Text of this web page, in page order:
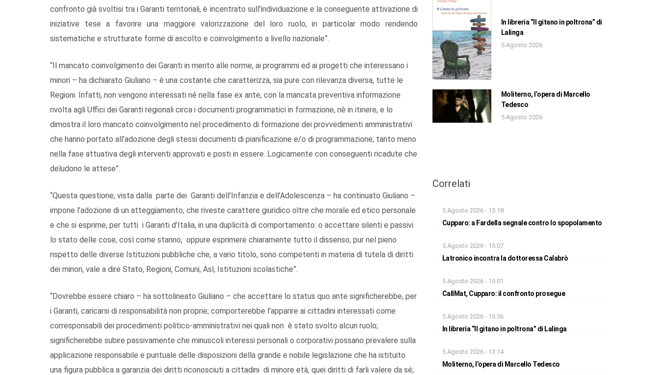
confronto già svoltisi tra i Garanti territoriali, è incentrato sull’individuazione e la conseguente attivazione di
iniziative tese a favorire una maggiore valorizzazione del loro ruolo, in particolar modo rendendo
sistematiche e strutturate forme di ascolto e coinvolgimento a livello nazionale”.
“Il mancato coinvolgimento dei Garanti in merito alle norme, ai programmi ed ai progetti che interessano i
minori – ha dichiarato Giuliano – è una costante che caratterizza, sia pure con rilevanza diversa, tutte le
Regioni. Infatti, non vengono interessati né nella fase ex ante, con la mancata preventiva informazione
rivolta agli Uffici dei Garanti regionali circa i documenti programmatici in formazione, nè in itinere, e lo
dimostra il loro mancato coinvolgimento nel procedimento di formazione dei provvedimenti amministrativi
che hanno portato all’adozione degli stessi documenti di pianificazione e/o di programmazione, tanto meno
nella fase attuativa degli interventi approvati e posti in essere. Logicamente con conseguenti ricadute che
deludono le attese”.
“Questa questione, vista dalla parte dei Garanti dell’Infanzia e dell’Adolescenza – ha continuato Giuliano –
impone l’adozione di un atteggiamento, che riveste carattere giuridico oltre che morale ed etico personale
e che si esprime, per tutti i Garanti d’Italia, in una duplicità di comportamento: o accettare silenti e passivi
lo stato delle cose, così come stanno, oppure esprimere chiaramente tutto il dissenso, pur nel pieno
rispetto delle diverse Istituzioni pubbliche che, a vario titolo, sono competenti in materia di tutela di diritti
dei minori, vale a dire Stato, Regioni, Comuni, Asl, Istituzioni scolastiche”.
“Dovrebbe essere chiaro – ha sottolineato Giuliano – che accettare lo status quo ante significherebbe, per
i Garanti, caricarsi di responsabilità non proprie; comporterebbe l’apparire ai cittadini interessati come
corresponsabili dei procedimenti politico-amministrativi nei quali non è stato svolto alcun ruolo;
significherebbe subire passivamente che minuscoli interessi personali o corporativi possano prevalere sulla
applicazione responsabile e puntuale delle disposizioni della grande e nobile legislazione che ha istituito
una figura pubblica a garanzia dei diritti riconosciuti a cittadini di minore età, quei diritti di farli valere da sé;
In libreria “Il gitano in poltrona” di
Lalinga
5 Agosto 2026
Moliterno, l’opera di Marcello
Tedesco
5 Agosto 2026
Correlati
5 Agosto 2026 - 15:18
Cupparo: a Fardella segnale contro lo spopolamento
5 Agosto 2026 - 15:07
Latronico incontra la dottoressa Calabrò
5 Agosto 2026 - 15:01
CallMat, Cupparo: il confronto prosegue
5 Agosto 2026 - 13:36
In libreria “Il gitano in poltrona” di Lalinga
5 Agosto 2026 - 13:14
Moliterno, l’opera di Marcello Tedesco